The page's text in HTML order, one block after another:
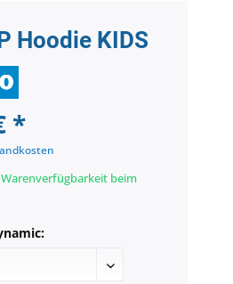
Hoodie KIDS
*
Warenverfügbarkeit beim